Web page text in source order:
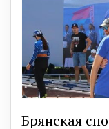
Брянская